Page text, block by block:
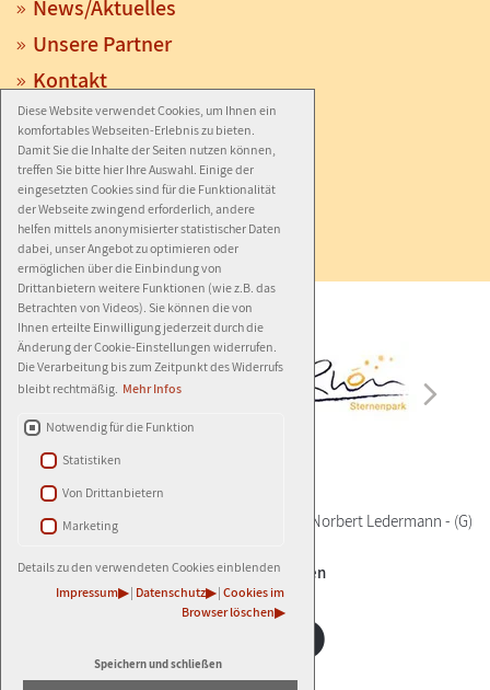
Diese Website verwendet Cookies, um Ihnen ein
komfortables Webseiten-Erlebnis zu bieten.
Damit Sie die Inhalte der Seiten nutzen können,
treffen Sie bitte hier Ihre Auswahl. Einige der
eingesetzten Cookies sind für die Funktionalität
der Webseite zwingend erforderlich, andere
helfen mittels anonymisierter statistischer Daten
dabei, unser Angebot zu optimieren oder
ermöglichen über die Einbindung von
Drittanbietern weitere Funktionen (wie z.B. das
Betrachten von Videos). Sie können die von
Ihnen erteilte Einwilligung jederzeit durch die
Änderung der Cookie-Einstellungen widerrufen.
Die Verarbeitung bis zum Zeitpunkt des Widerrufs
bleibt rechtmäßig. Mehr Infos
Notwendig für die Funktion
Statistiken
Von Drittanbietern
Marketing
Details zu den verwendeten Cookies einblenden
Impressum | Datenschutz | Cookies im
Browser löschen
Speichern und schließen
News/Aktuelles
Unsere Partner
Kontakt
Anfahrt
Impressum
Datenschutz
Barrierefreiheit
© 2026AGENTUR LEDERMANN Norbert Ledermann - (G)
±Cookie-Einstellungen